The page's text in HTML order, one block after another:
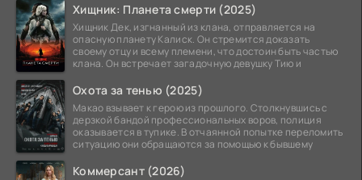
Хищник: Планета смерти (2025)
Хищник Дек, изгнанный из клана, отправляется на
опасную планету Калиск. Он стремится доказать
своему отцу и всему племени, что достоин быть частью
клана. Он встречает загадочную девушку Тию и
Охота за тенью (2025)
Макао взывает к герою из прошлого. Столкнувшись с
дерзкой бандой профессиональных воров, полиция
оказывается в тупике. В отчаянной попытке переломить
ситуацию они обращаются за помощью к бывшему
Коммерсант (2026)